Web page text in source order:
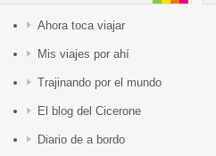
Ahora toca viajar
Mis viajes por ahí
Trajinando por el mundo
El blog del Cicerone
Diario de a bordo